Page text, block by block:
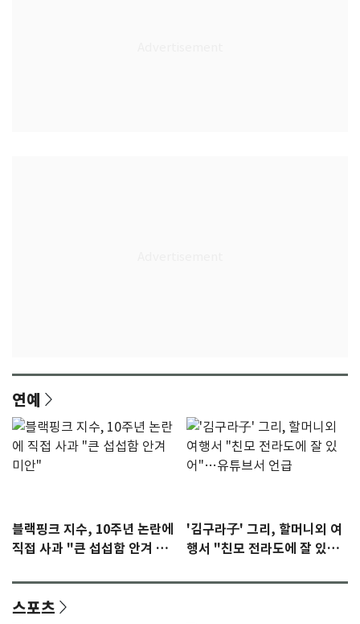
연예
블랙핑크 지수, 10주년 논란에
직접 사과 "큰 섭섭함 안겨 미
'김구라子' 그리, 할머니외 여
행서 "친모 전라도에 잘 있
스포츠